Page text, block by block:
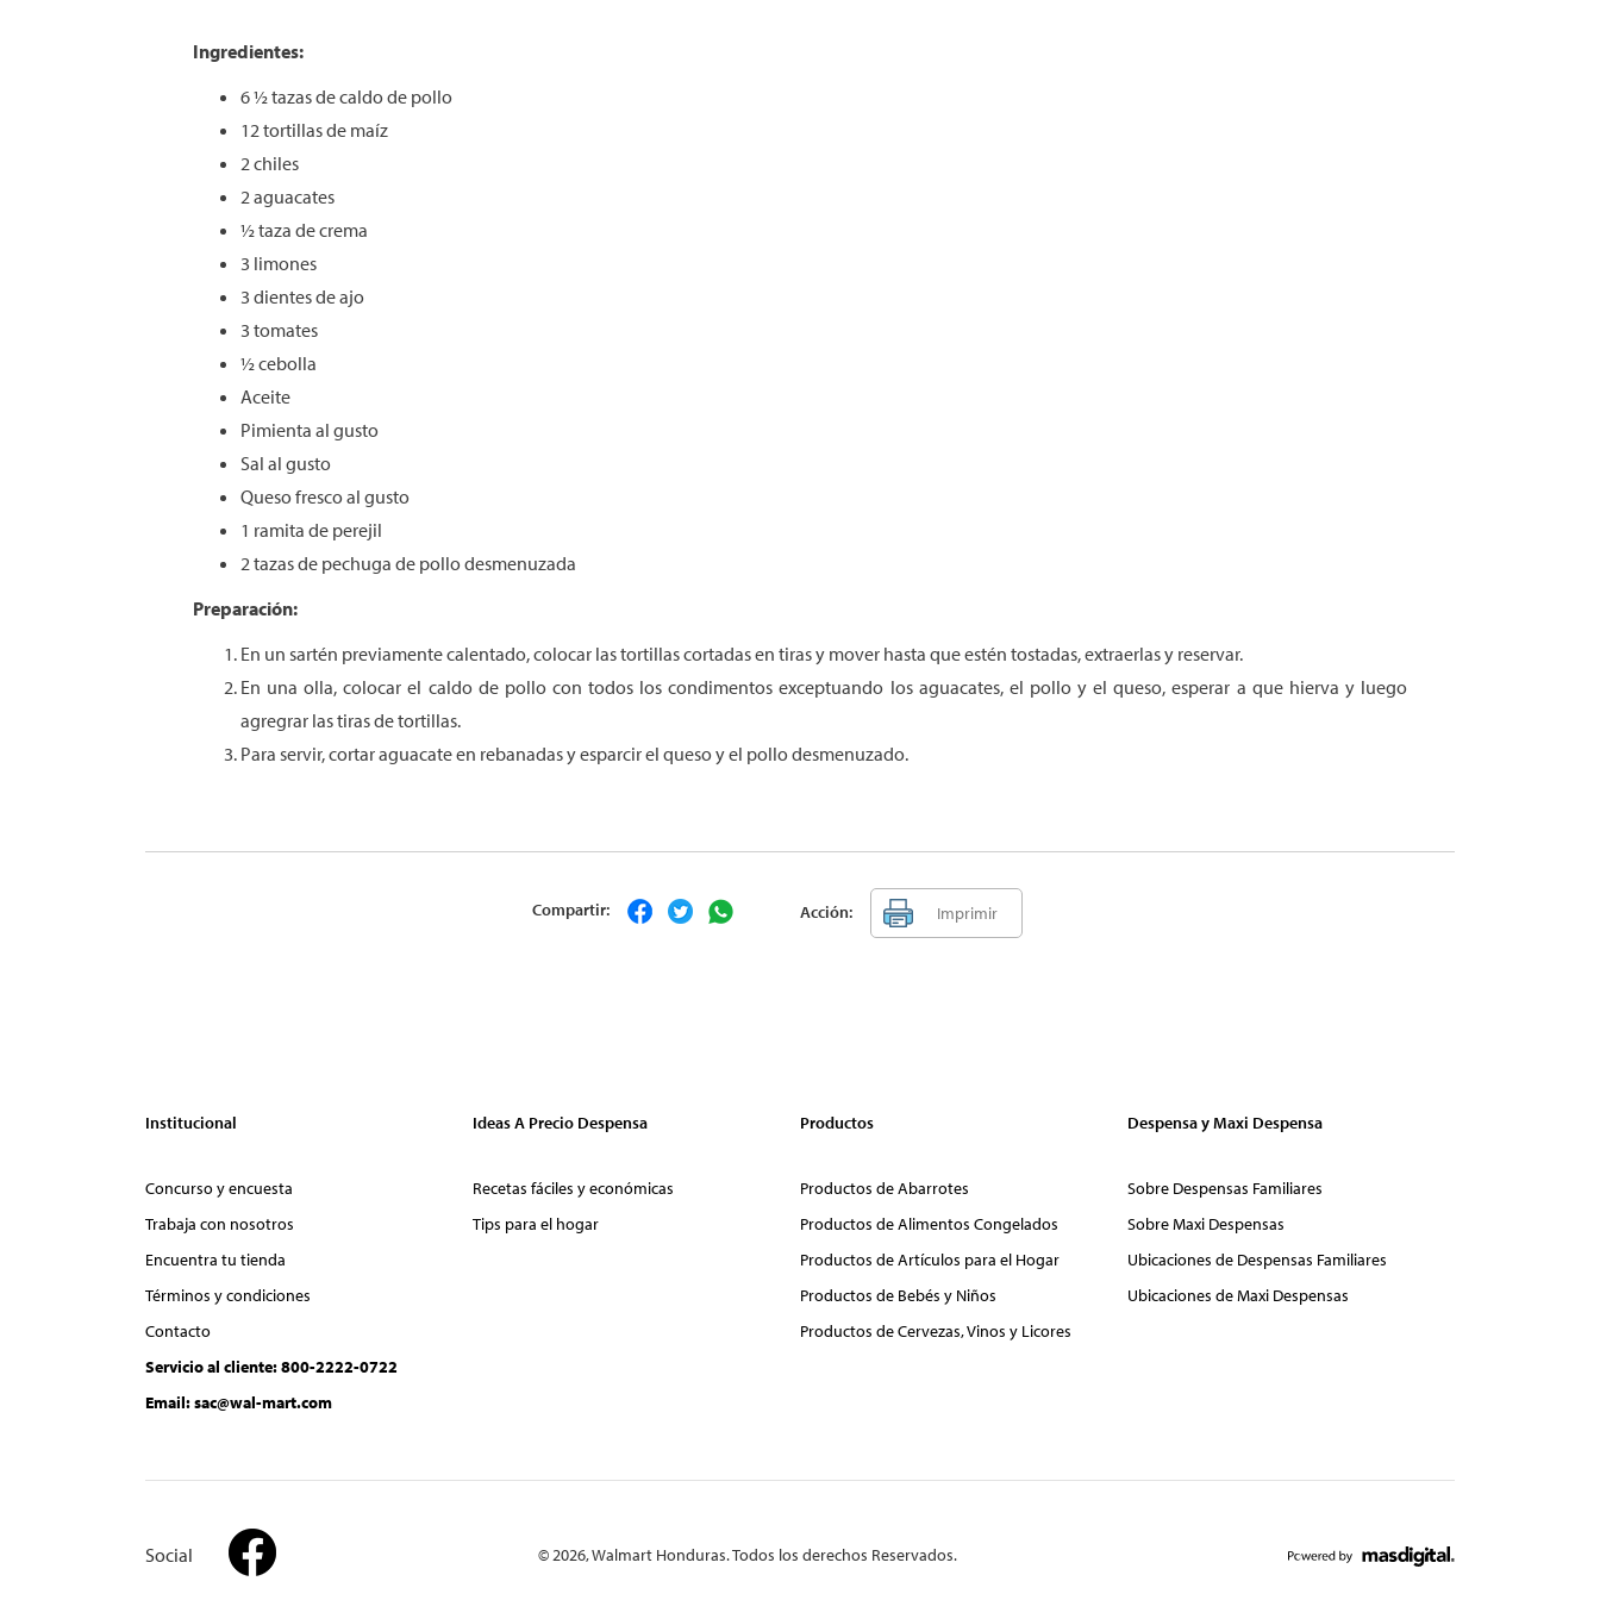
Ingredientes:
6 ½ tazas de caldo de pollo
12 tortillas de maíz
2 chiles
2 aguacates
½ taza de crema
3 limones
3 dientes de ajo
3 tomates
½ cebolla
Aceite
Pimienta al gusto
Sal al gusto
Queso fresco al gusto
1 ramita de perejil
2 tazas de pechuga de pollo desmenuzada
Preparación:
En un sartén previamente calentado, colocar las tortillas cortadas en tiras y mover hasta que estén tostadas, extraerlas y reservar.
En una olla, colocar el caldo de pollo con todos los condimentos exceptuando los aguacates, el pollo y el queso, esperar a que hierva y luego
agregrar las tiras de tortillas.
Para servir, cortar aguacate en rebanadas y esparcir el queso y el pollo desmenuzado.
Compartir: Acción: Imprimir
Institucional
Concurso y encuesta
Trabaja con nosotros
Encuentra tu tienda
Términos y condiciones
Contacto
Servicio al cliente: 800-2222-0722
Email: sac@wal-mart.com
Ideas A Precio Despensa
Recetas fáciles y económicas
Tips para el hogar
Productos
Productos de Abarrotes
Productos de Alimentos Congelados
Productos de Artículos para el Hogar
Productos de Bebés y Niños
Productos de Cervezas, Vinos y Licores
Despensa y Maxi Despensa
Sobre Despensas Familiares
Sobre Maxi Despensas
Ubicaciones de Despensas Familiares
Ubicaciones de Maxi Despensas
Social © 2026, Walmart Honduras. Todos los derechos Reservados.